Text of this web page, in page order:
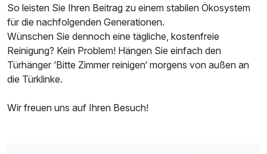
Ausstattung
So leisten Sie Ihren Beitrag zu einem stabilen Ökosystem
für die nachfolgenden Generationen.
Wünschen Sie dennoch eine tägliche, kostenfreie
Reinigung? Kein Problem! Hängen Sie einfach den
Türhänger ‘Bitte Zimmer reinigen‘ morgens von außen an
die Türklinke.
Wir freuen uns auf Ihren Besuch!